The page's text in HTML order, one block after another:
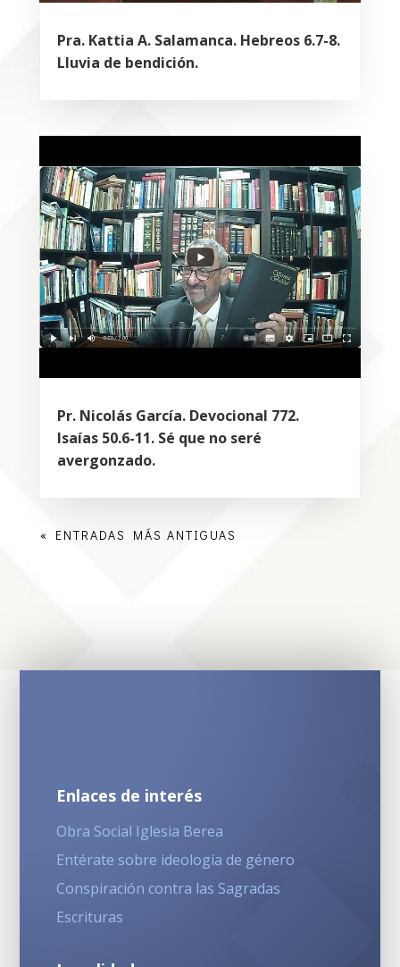
Pra. Kattia A. Salamanca. Hebreos 6.7-8.
Lluvia de bendición.
Pr. Nicolás García. Devocional 772.
Isaías 50.6-11. Sé que no seré
avergonzado.
« ENTRADAS MÁS ANTIGUAS
Enlaces de interés
Obra Social Iglesia Berea
Entérate sobre ideología de género
Conspiración contra las Sagradas
Escrituras